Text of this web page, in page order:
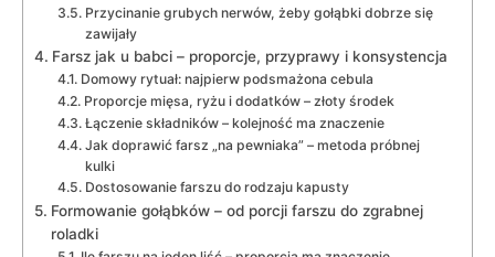
Przycinanie grubych nerwów, żeby gołąbki dobrze się
zawijały
Farsz jak u babci – proporcje, przyprawy i konsystencja
Domowy rytuał: najpierw podsmażona cebula
Proporcje mięsa, ryżu i dodatków – złoty środek
Łączenie składników – kolejność ma znaczenie
Jak doprawić farsz „na pewniaka” – metoda próbnej
kulki
Dostosowanie farszu do rodzaju kapusty
Formowanie gołąbków – od porcji farszu do zgrabnej
roladki